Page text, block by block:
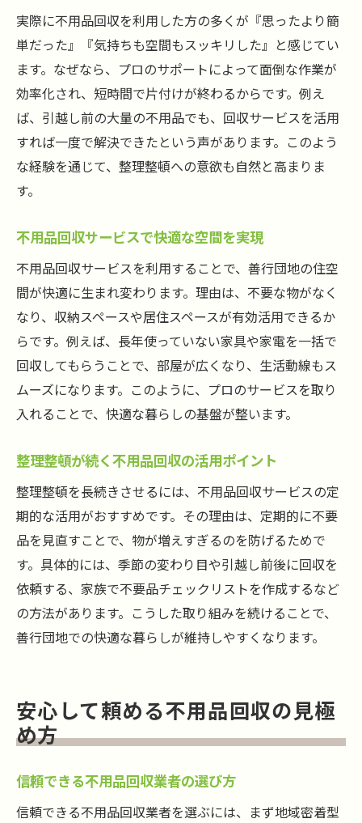
実際に不用品回収を利用した方の多くが『思ったより簡
単だった』『気持ちも空間もスッキリした』と感じてい
ます。なぜなら、プロのサポートによって面倒な作業が
効率化され、短時間で片付けが終わるからです。例え
ば、引越し前の大量の不用品でも、回収サービスを活用
すれば一度で解決できたという声があります。このよう
な経験を通じて、整理整頓への意欲も自然と高まりま
す。
不用品回収サービスで快適な空間を実現
不用品回収サービスを利用することで、善行団地の住空
間が快適に生まれ変わります。理由は、不要な物がなく
なり、収納スペースや居住スペースが有効活用できるか
らです。例えば、長年使っていない家具や家電を一括で
回収してもらうことで、部屋が広くなり、生活動線もス
ムーズになります。このように、プロのサービスを取り
入れることで、快適な暮らしの基盤が整います。
整理整頓が続く不用品回収の活用ポイント
整理整頓を長続きさせるには、不用品回収サービスの定
期的な活用がおすすめです。その理由は、定期的に不要
品を見直すことで、物が増えすぎるのを防げるためで
す。具体的には、季節の変わり目や引越し前後に回収を
依頼する、家族で不要品チェックリストを作成するなど
の方法があります。こうした取り組みを続けることで、
善行団地での快適な暮らしが維持しやすくなります。
安心して頼める不用品回収の見極
め方
信頼できる不用品回収業者の選び方
信頼できる不用品回収業者を選ぶには、まず地域密着型